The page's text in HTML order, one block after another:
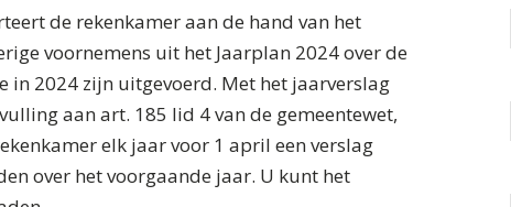
de rekenkamer aan de hand van het
voornemens uit het Jaarplan 2024 over de
in 2024 zijn uitgevoerd. Met het jaarverslag
aan art. 185 lid 4 van de gemeentewet,
elk jaar voor 1 april een verslag
over het voorgaande jaar. U kunt het